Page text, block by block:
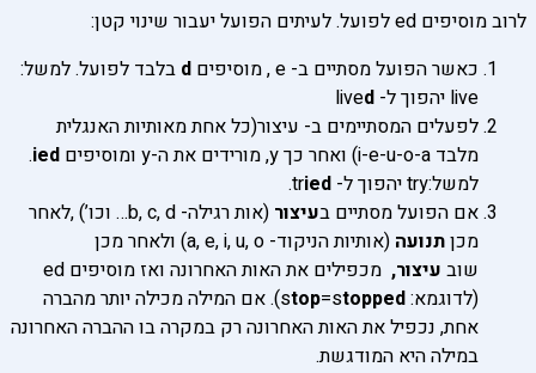
לרוב מוסיפים ed לפועל. לעיתים הפועל יעבור שינוי קטן:
כאשר הפועל מסתיים ב- e , מוסיפים
d בלבד לפועל. למשל:
live יהפוך ל- live
d
לפעלים המסתיימים ב- עיצור(כל אחת מאותיות האנגלית
מלבד i-e-u-o-a) ואחר כך y, מורידים את ה-y ומוסיפים
ied
.
למשל:try יהפוך ל- tr
ied
.
אם הפועל מסתיים בעיצור
(אות רגילה- b, c, d… וכו’) ,לאחר
מכןתנועה
(אותיות הניקוד- a, e, i, u, o) ולאחר מכן
שוב עיצור,
מכפילים את האות האחרונה ואז מוסיפים ed
(לדוגמא: s
top=stopped
). אם המילה מכילה יותר מהברה
אחת, נכפיל את האות האחרונה רק במקרה בו ההברה האחרונה
במילה היא המודגשת.